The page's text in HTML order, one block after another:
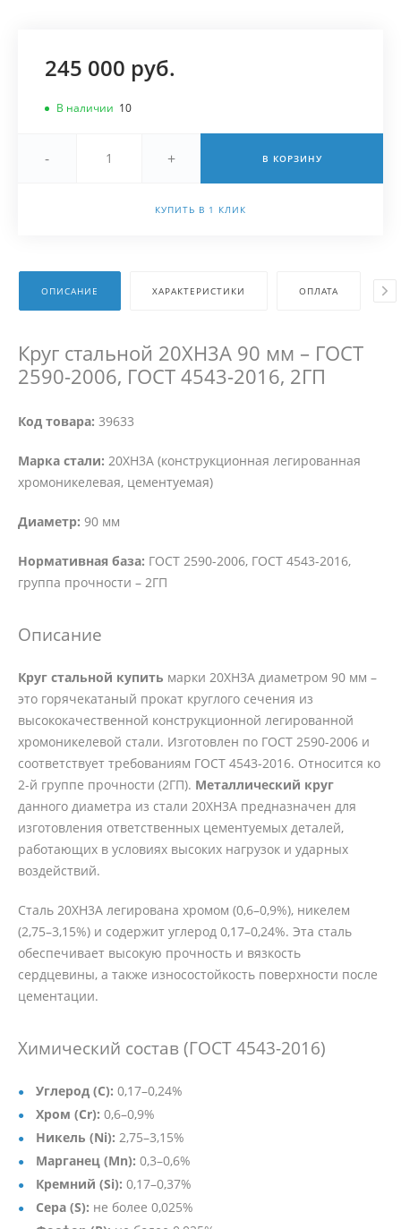
245 000 руб.
В наличии 10
- + В КОРЗИНУ
КУПИТЬ В 1 КЛИК
ОПИСАНИЕ ХАРАКТЕРИСТИКИ ОПЛАТА
Круг стальной 20ХН3А 90 мм – ГОСТ
2590-2006, ГОСТ 4543-2016, 2ГП
Код товара: 39633
Марка стали: 20ХН3А (конструкционная легированная
хромоникелевая, цементуемая)
Диаметр: 90 мм
Нормативная база: ГОСТ 2590-2006, ГОСТ 4543-2016,
группа прочности – 2ГП
Описание
Круг стальной купить марки 20ХН3А диаметром 90 мм –
это горячекатаный прокат круглого сечения из
высококачественной конструкционной легированной
хромоникелевой стали. Изготовлен по ГОСТ 2590-2006 и
соответствует требованиям ГОСТ 4543-2016. Относится ко
2-й группе прочности (2ГП). Металлический круг
данного диаметра из стали 20ХН3А предназначен для
изготовления ответственных цементуемых деталей,
работающих в условиях высоких нагрузок и ударных
воздействий.
Сталь 20ХН3А легирована хромом (0,6–0,9%), никелем
(2,75–3,15%) и содержит углерод 0,17–0,24%. Эта сталь
обеспечивает высокую прочность и вязкость
сердцевины, а также износостойкость поверхности после
цементации.
Химический состав (ГОСТ 4543-2016)
Углерод (C): 0,17–0,24%
Хром (Cr): 0,6–0,9%
Никель (Ni): 2,75–3,15%
Марганец (Mn): 0,3–0,6%
Кремний (Si): 0,17–0,37%
Сера (S): не более 0,025%